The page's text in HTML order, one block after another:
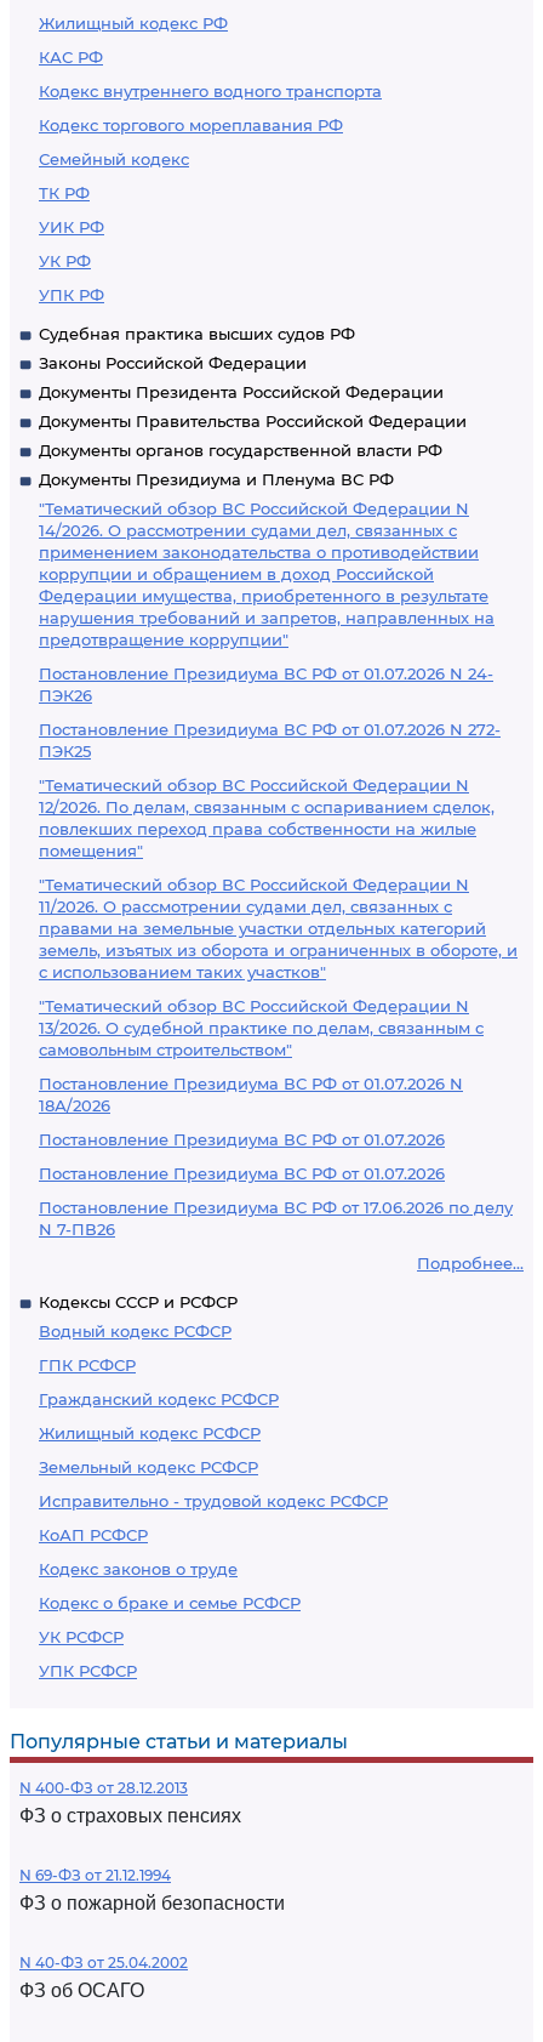
Жилищный кодекс РФ
КАС РФ
Кодекс внутреннего водного транспорта
Кодекс торгового мореплавания РФ
Семейный кодекс
ТК РФ
УИК РФ
УК РФ
УПК РФ
Судебная практика высших судов РФ
Законы Российской Федерации
Документы Президента Российской Федерации
Документы Правительства Российской Федерации
Документы органов государственной власти РФ
Документы Президиума и Пленума ВС РФ
"Тематический обзор ВС Российской Федерации N
14/2026. О рассмотрении судами дел, связанных с
применением законодательства о противодействии
коррупции и обращением в доход Российской
Федерации имущества, приобретенного в результате
нарушения требований и запретов, направленных на
предотвращение коррупции"
Постановление Президиума ВС РФ от 01.07.2026 N 24-
ПЭК26
Постановление Президиума ВС РФ от 01.07.2026 N 272-
ПЭК25
"Тематический обзор ВС Российской Федерации N
12/2026. По делам, связанным с оспариванием сделок,
повлекших переход права собственности на жилые
помещения"
"Тематический обзор ВС Российской Федерации N
11/2026. О рассмотрении судами дел, связанных с
правами на земельные участки отдельных категорий
земель, изъятых из оборота и ограниченных в обороте, и
с использованием таких участков"
"Тематический обзор ВС Российской Федерации N
13/2026. О судебной практике по делам, связанным с
самовольным строительством"
Постановление Президиума ВС РФ от 01.07.2026 N
18А/2026
Постановление Президиума ВС РФ от 01.07.2026
Постановление Президиума ВС РФ от 01.07.2026
Постановление Президиума ВС РФ от 17.06.2026 по делу
N 7-ПВ26
Подробнее...
Кодексы СССР и РСФСР
Водный кодекс РСФСР
ГПК РСФСР
Гражданский кодекс РСФСР
Жилищный кодекс РСФСР
Земельный кодекс РСФСР
Исправительно - трудовой кодекс РСФСР
КоАП РСФСР
Кодекс законов о труде
Кодекс о браке и семье РСФСР
УК РСФСР
УПК РСФСР
Популярные статьи и материалы
N 400-ФЗ от 28.12.2013
ФЗ о страховых пенсиях
N 69-ФЗ от 21.12.1994
ФЗ о пожарной безопасности
N 40-ФЗ от 25.04.2002
ФЗ об ОСАГО